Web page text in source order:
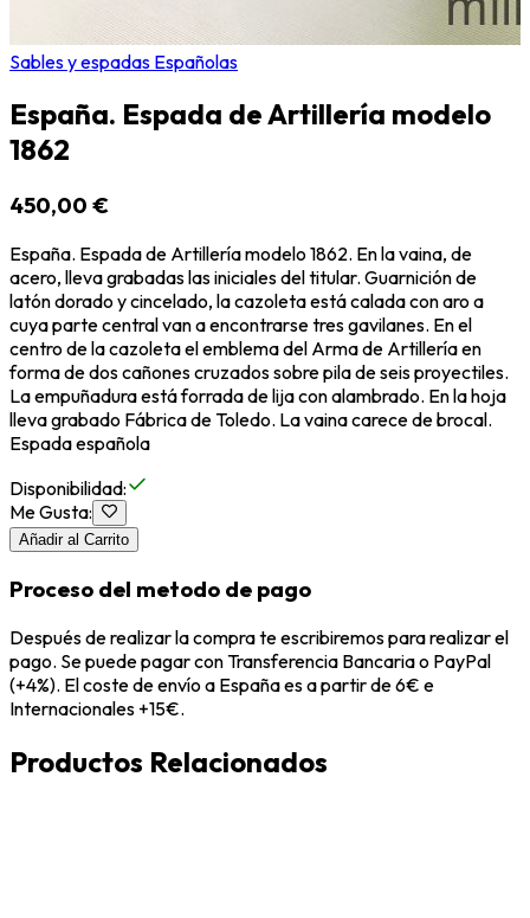
Sables y espadas Españolas
España. Espada de Artillería modelo
1862
450,00 €
España. Espada de Artillería modelo 1862. En la vaina, de
acero, lleva grabadas las iniciales del titular. Guarnición de
latón dorado y cincelado, la cazoleta está calada con aro a
cuya parte central van a encontrarse tres gavilanes. En el
centro de la cazoleta el emblema del Arma de Artillería en
forma de dos cañones cruzados sobre pila de seis proyectiles.
La empuñadura está forrada de lija con alambrado. En la hoja
lleva grabado Fábrica de Toledo. La vaina carece de brocal.
Espada española
Disponibilidad:
Me Gusta:
Añadir al Carrito
Proceso del metodo de pago
Después de realizar la compra te escribiremos para realizar el
pago. Se puede pagar con Transferencia Bancaria o PayPal
(+4%). El coste de envío a España es a partir de 6€ e
Internacionales +15€.
Productos Relacionados